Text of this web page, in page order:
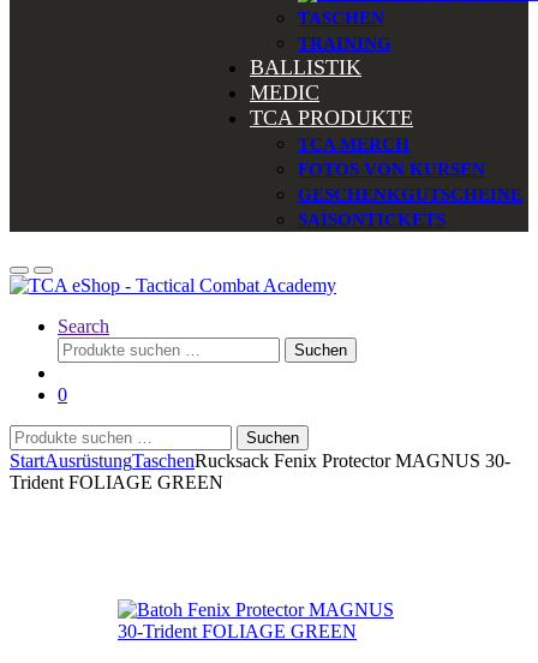
TASCHEN
TRAINING
BALLISTIK
MEDIC
TCA PRODUKTE
TCA MERCH
FOTOS VON KURSEN
GESCHENKGUTSCHEINE
SAISONTICKETS
Search
Suchen
nach:
Suchen
0
Suchen
nach:
Suchen
StartAusrüstungTaschenRucksack Fenix Protector MAGNUS 30-
Trident FOLIAGE GREEN